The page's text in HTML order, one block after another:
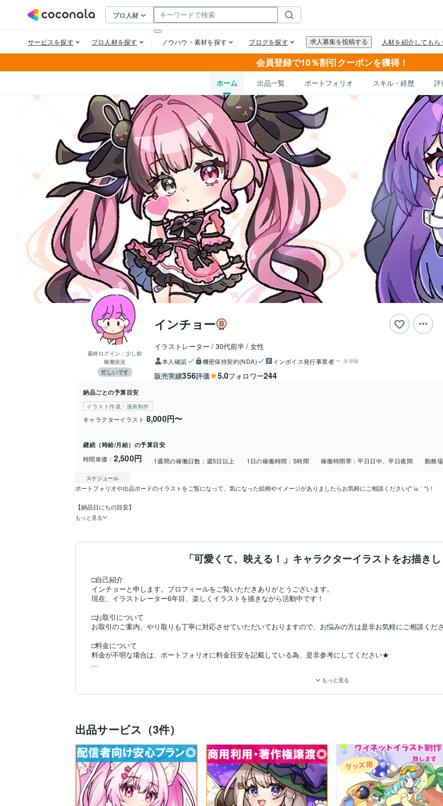
会員登録で10％割引クーポンを獲得！
ホーム 出品一覧 ポートフォリオ スキル・経歴 評
最終ログイン： 少し前
稼働状況
忙しいです
インチョー
イラストレーター 30代前半 女性
本人確認 機密保持契約(NDA) インボイス発行事業者 未登録
販売実績356評価 5.0フォロワー244
納品ごとの予算目安
イラスト作成・漫画制作
キャラクターイラスト 8,000円〜
継続（時給/月給）の予算目安
時間単価： 2,500円 1週間の稼働日数： 週5日以上 1日の稼働時間： 5時間 稼働時間帯：平日日中、平日夜間 勤務
スケジュール
ポートフォリオや出品ボードのイラストをご覧になって、気になった絵柄やイメージがありましたらお気軽にご相談ください(*´ω｀*)！
【納品日にちの目安】
もっと見る
「可愛くて、映える！」キャラクターイラストをお描き
□自己紹介
インチョーと申します。プロフィールをご覧いただきありがとうございます。
現在、イラストレーター6年目、楽しくイラストを描きながら活動中です！
□お取引について
お取引のご案内、やり取りも丁寧に対応させていただいておりますので、お悩みの方は是非お気軽にご相談くだ
□料金について
料金が不明な場合は、ポートフォリオに料金目安を記載している為、是非参考にしてください★
韓国語学習ジャーナル hana vol.44～47 表紙及び挿し絵、扉絵
●【YouTuber】めろびむはフルーツ味ｗ様　登録者数10万人　　ミニキャラ・アイコンイラスト等
もっと見る
出品サービス（3件）